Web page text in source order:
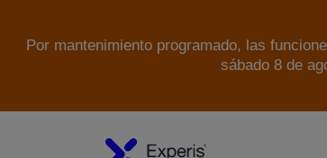
Por mantenimiento programado, las
sábado 8 de